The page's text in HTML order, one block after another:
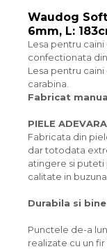
Waudog
6mm, L:
Lesa pentru caini
confectionata
Lesa pentru
carabina.
Fabricat
PIELE
Fabricata din
dar totodata
atingere si
calitate in
Durabila si
Punctele de-a
realizate cu un fir